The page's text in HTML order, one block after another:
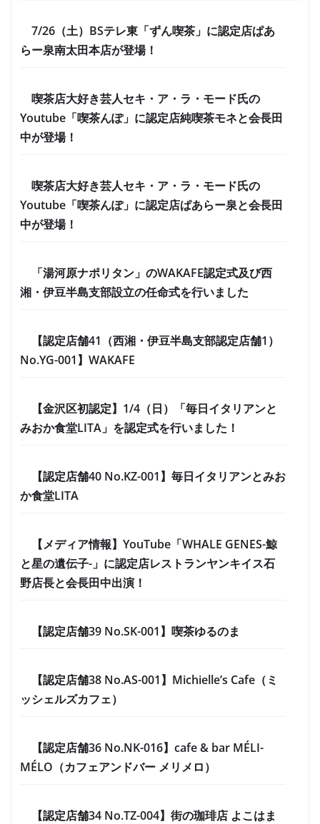
7/26（土）BSテレ東「ずん喫茶」に認定店ぱあ
らー泉南太田本店が登場！
喫茶店大好き芸人セキ・ア・ラ・モード氏の
Youtube「喫茶んぽ」に認定店純喫茶モネと会長田
中が登場！
喫茶店大好き芸人セキ・ア・ラ・モード氏の
Youtube「喫茶んぽ」に認定店ぱあらー泉と会長田
中が登場！
「湯河原ナポリタン」のWAKAFE認定式及び西
湘・伊豆半島支部設立の任命式を行いました
【認定店舗41（西湘・伊豆半島支部認定店舗1）
No.YG-001】WAKAFE
【金沢区初認定】1/4（日）「毎日イタリアンと
みおか食堂LITA」を認定式を行いました！
【認定店舗40 No.KZ-001】毎日イタリアンとみお
か食堂LITA
【メディア情報】YouTube「WHALE GENES-鯨
と星の遺伝子-」に認定店レストランヤンキイス石
野店長と会長田中出演！
【認定店舗39 No.SK-001】喫茶ゆるのま
【認定店舗38 No.AS-001】Michielle’s Cafe（ミ
ッシェルズカフェ）
【認定店舗36 No.NK-016】cafe & bar MÉLI-
MÉLO（カフェアンドバー メリメロ）
【認定店舗34 No.TZ-004】街の珈琲店 よこはま